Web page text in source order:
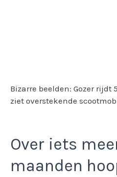
Bizarre beelden: Gozer
ziet overstekende
Over iets
maanden